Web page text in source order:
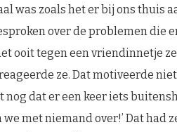
was zoals het er bij ons thuis
over de problemen die
ooit tegen een vriendinnetje
reageerde ze. Dat motiveerde
dat er een keer iets
met niemand over!’ Dat had